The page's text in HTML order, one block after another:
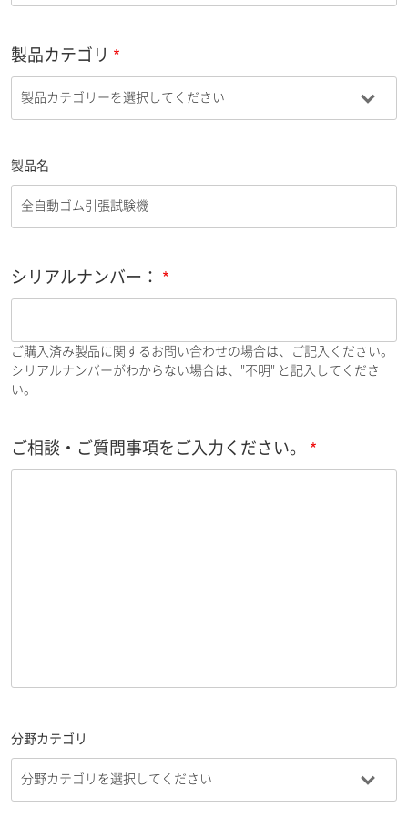
製品カテゴリ
製品名
シリアルナンバー：
ご購入済み製品に関するお問い合わせの場合は、ご記入ください。
シリアルナンバーがわからない場合は、"不明" と記入してくださ
い。
ご相談・ご質問事項をご入力ください。
分野カテゴリ